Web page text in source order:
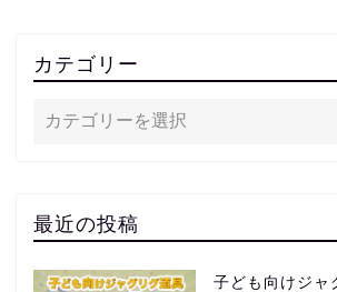
カテゴリー
最近の投稿
子ども向けジャ